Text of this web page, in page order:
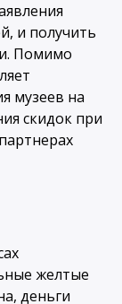
и получить
Помимо
музеев на
скидок при
желтые
деньги